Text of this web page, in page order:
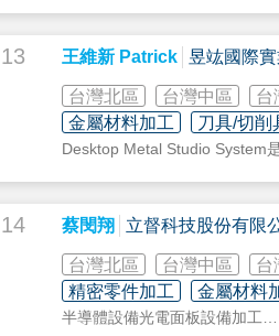
斗山...等。
目前有特別開發硬脆材加工用
半導體Heater、CCW、上下電
13 王維新 Patrick 昱竑國際
台灣北區 台灣中區
台
金屬材料加工
刀具/切削
Desktop Metal Studio System
括 INCONEL 625 鎳基合金鋼
面，經過切層軟體進行工作設
Desktop Metal Shop System
優勢下印製小中量的金屬零件
316L，在未來會陸續推出其他
14 蔡閔翔 立督科技股份有限
台灣北區 台灣中區
台
精密零件加工
金屬材料
半導體設備光電面板設備加工